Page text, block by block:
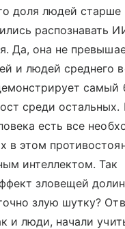
доля людей старше
распознавать
Да, она не
и людей среднего
самый
среди остальных.
есть все
в этом
интеллектом. Так
зловещей
злую шутку?
и люди, начали